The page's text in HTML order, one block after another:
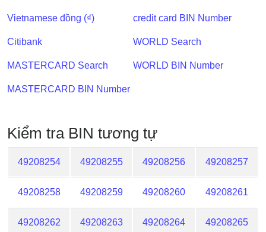
/
Vietnamese đồng (₫)
Citibank
MASTERCARD Search
MASTERCARD BIN Number
credit card BIN Number
WORLD Search
WORLD BIN Number
Kiểm tra BIN tương tự
49208254 49208255 49208256 49208257
49208258 49208259 49208260 49208261
49208262 49208263 49208264 49208265